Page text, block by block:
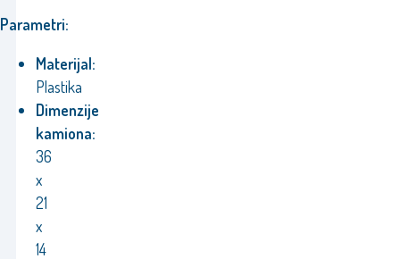
Parametri:
Materijal:
Plastika
Dimenzije
kamiona:
36
x
21
x
14